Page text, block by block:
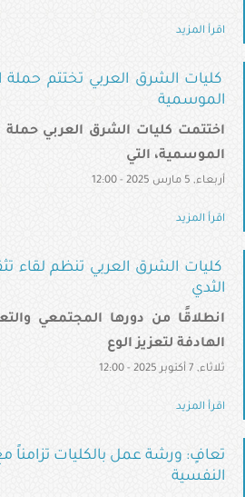
اقرأ المزيد
كليات الشرق العربي تختتم حملة
الموسمية
اختتمت كليات الشرق العربي حملة
الموسمية، التي
أربعاء, 5 مارس 2025 - 12:00
اقرأ المزيد
كليات الشرق العربي تنظم لقاء
الثدي
انطلاقًا من دورها المجتمعي
الهادفة لتعزيز الوع
ثلاثاء, 7 أكتوبر 2025 - 12:00
اقرأ المزيد
تعافٍ: ورشة عمل بالكليات تزامناً
النفسية